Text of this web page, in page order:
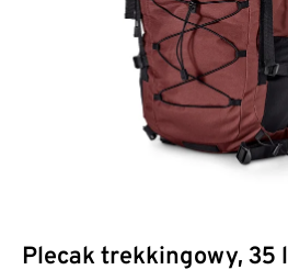
Plecak trekkingowy, 35 l